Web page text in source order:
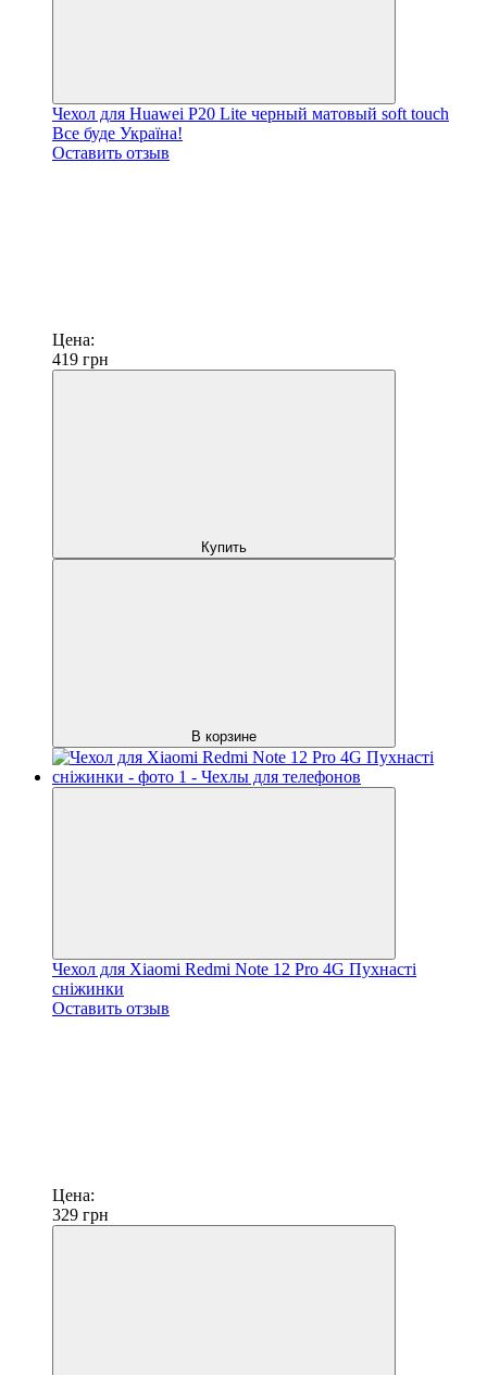
Чехол для Huawei P20 Lite черный матовый soft touch
Все буде Україна!
Оставить отзыв
Цена:
419 грн
Купить
В корзине
Чехол для Xiaomi Redmi Note 12 Pro 4G Пухнасті
сніжинки
Оставить отзыв
Цена:
329 грн